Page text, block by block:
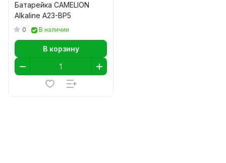
Батарейка CAMELION
Alkaline A23-BP5
0 В наличии
В корзину